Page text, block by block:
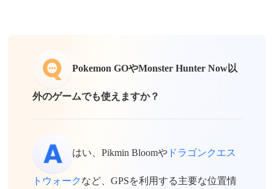
Pokemon GOやMonster Hunter Now以
外のゲームでも使えますか？
はい、Pikmin Bloomや ドラゴンクエス
トウォーク など、GPSを利用する主要な位置情